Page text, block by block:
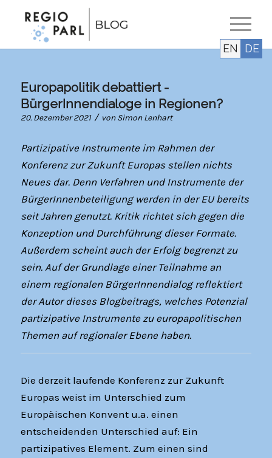
Europapolitik debattiert -
BürgerInnendialoge in Regionen?
20. Dezember 2021 / vonSimon Lenhart
Partizipative Instrumente im Rahmen der
Konferenz zur Zukunft Europas stellen nichts
Neues dar. Denn Verfahren und Instrumente der
BürgerInnenbeteiligung werden in der EU bereits
seit Jahren genutzt. Kritik richtet sich gegen die
Konzeption und Durchführung dieser Formate.
Außerdem scheint auch der Erfolg begrenzt zu
sein. Auf der Grundlage einer Teilnahme an
einem regionalen BürgerInnendialog reflektiert
der Autor dieses Blogbeitrags, welches Potenzial
partizipative Instrumente zu europapolitischen
Themen auf regionaler Ebene haben.
Die derzeit laufende Konferenz zur Zukunft
Europas weist im Unterschied zum
Europäischen Konvent u.a. einen
entscheidenden Unterschied auf: Ein
partizipatives Element. Zum einen sind
EN DE